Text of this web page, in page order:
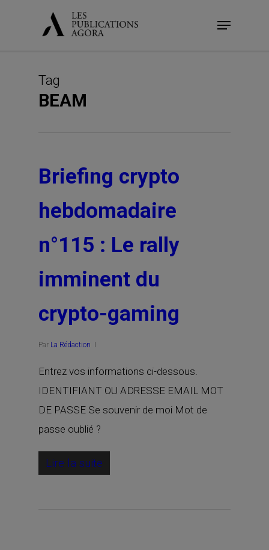
Menu
Tag
BEAM
Briefing crypto
hebdomadaire
n°115 : Le rally
imminent du
crypto-gaming
Par La Rédaction
Entrez vos informations ci-dessous.
IDENTIFIANT OU ADRESSE EMAIL MOT
DE PASSE Se souvenir de moi Mot de
passe oublié ?
Lire la suite